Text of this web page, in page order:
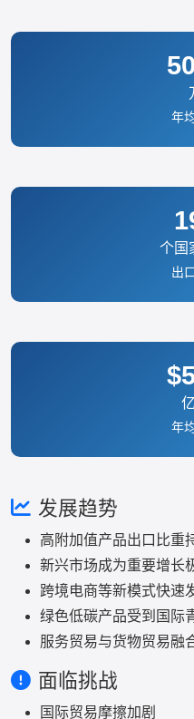
年
个国
出
年
发展趋势
高附加值产品出口比重
新兴市场成为重要增长
跨境电商等新模式快速
绿色低碳产品受到国际
服务贸易与货物贸易融
面临挑战
国际贸易摩擦加剧